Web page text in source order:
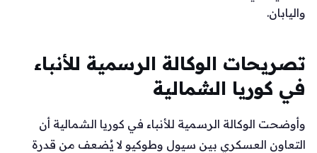
واليابان.
تصريحات الوكالة الرسمية للأنباء
في كوريا الشمالية
وأوضحت الوكالة الرسمية للأنباء في كوريا الشمالية أن
التعاون العسكري بين سيول وطوكيو لا يُضعف من قدرة